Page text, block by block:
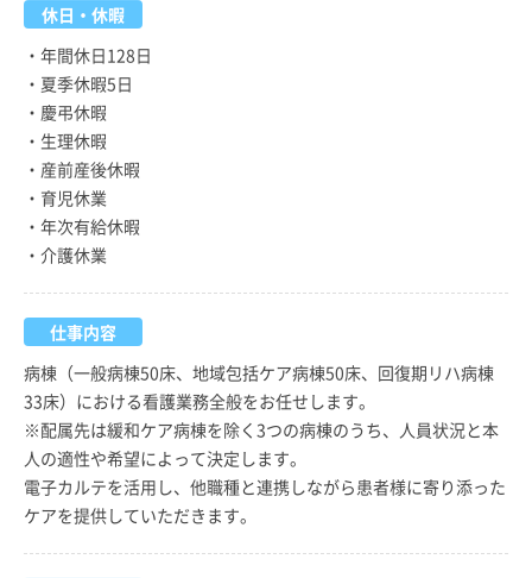
休日・休暇
・年間休日128日
・夏季休暇5日
・慶弔休暇
・生理休暇
・産前産後休暇
・育児休業
・年次有給休暇
・介護休業
仕事内容
病棟（一般病棟50床、地域包括ケア病棟50床、回復期リハ病棟
33床）における看護業務全般をお任せします。
※配属先は緩和ケア病棟を除く3つの病棟のうち、人員状況と本
人の適性や希望によって決定します。
電子カルテを活用し、他職種と連携しながら患者様に寄り添った
ケアを提供していただきます。